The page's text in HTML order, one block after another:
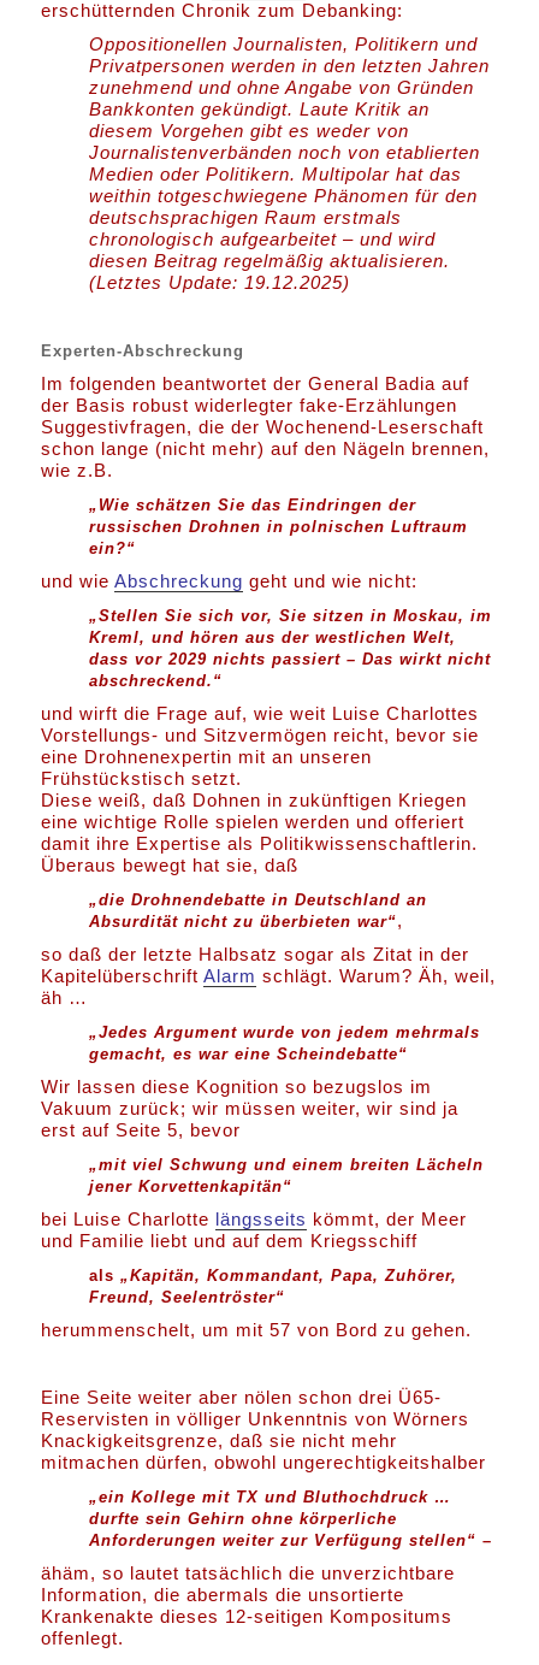
erschütternden Chronik zum Debanking:
Oppositionellen Journalisten, Politikern und
Privatpersonen werden in den letzten Jahren
zunehmend und ohne Angabe von Gründen
Bankkonten gekündigt. Laute Kritik an
diesem Vorgehen gibt es weder von
Journalistenverbänden noch von etablierten
Medien oder Politikern. Multipolar hat das
weithin totgeschwiegene Phänomen für den
deutschsprachigen Raum erstmals
chronologisch aufgearbeitet – und wird
diesen Beitrag regelmäßig aktualisieren.
(Letztes Update: 19.12.2025)
Experten-Abschreckung
Im folgenden beantwortet der General Badia auf
der Basis robust widerlegter fake-Erzählungen
Suggestivfragen, die der Wochenend-Leserschaft
schon lange (nicht mehr) auf den Nägeln brennen,
wie z.B.
„Wie schätzen Sie das Eindringen der
russischen Drohnen in polnischen Luftraum
ein?“
und wieAbschreckung geht und wie nicht:
„Stellen Sie sich vor, Sie sitzen in Moskau, im
Kreml, und hören aus der westlichen Welt,
dass vor 2029 nichts passiert – Das wirkt nicht
abschreckend.“
und wirft die Frage auf, wie weit Luise Charlottes
Vorstellungs- und Sitzvermögen reicht, bevor sie
eine Drohnenexpertin mit an unseren
Frühstückstisch setzt.
Diese weiß, daß Dohnen in zukünftigen Kriegen
eine wichtige Rolle spielen werden und offeriert
damit ihre Expertise als Politikwissenschaftlerin.
Überaus bewegt hat sie, daß
„die Drohnendebatte in Deutschland an
Absurdität nicht zu überbieten war“,
so daß der letzte Halbsatz sogar als Zitat in der
KapitelüberschriftAlarm schlägt. Warum? Äh, weil,
äh …
„Jedes Argument wurde von jedem mehrmals
gemacht, es war eine Scheindebatte“
Wir lassen diese Kognition so bezugslos im
Vakuum zurück; wir müssen weiter, wir sind ja
erst auf Seite 5, bevor
„mit viel Schwung und einem breiten Lächeln
jener Korvettenkapitän“
bei Luise Charlotte längsseits kömmt, der Meer
und Familie liebt und auf dem Kriegsschiff
als„Kapitän, Kommandant, Papa, Zuhörer,
Freund, Seelentröster“
herummenschelt, um mit 57 von Bord zu gehen.
Eine Seite weiter aber nölen schon drei Ü65-
Reservisten in völliger Unkenntnis von Wörners
Knackigkeitsgrenze, daß sie nicht mehr
mitmachen dürfen, obwohl ungerechtigkeitshalber
„ein Kollege mit TX und Bluthochdruck …
durfte sein Gehirn ohne körperliche
Anforderungen weiter zur Verfügung stellen“ –
ähäm, so lautet tatsächlich die unverzichtbare
Information, die abermals die unsortierte
Krankenakte dieses 12-seitigen Kompositums
offenlegt.